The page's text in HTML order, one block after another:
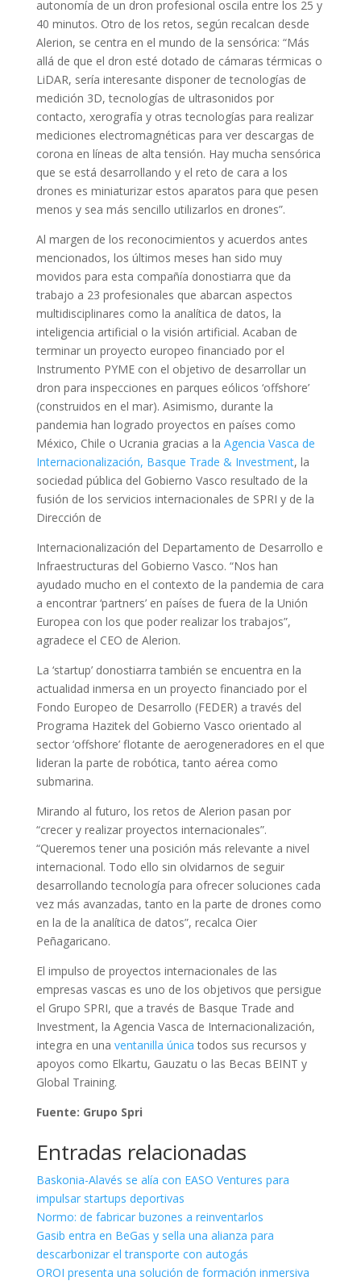
autonomía de un dron profesional oscila entre los 25 y
40 minutos. Otro de los retos, según recalcan desde
Alerion, se centra en el mundo de la sensórica: “Más
allá de que el dron esté dotado de cámaras térmicas o
LiDAR, sería interesante disponer de tecnologías de
medición 3D, tecnologías de ultrasonidos por
contacto, xerografía y otras tecnologías para realizar
mediciones electromagnéticas para ver descargas de
corona en líneas de alta tensión. Hay mucha sensórica
que se está desarrollando y el reto de cara a los
drones es miniaturizar estos aparatos para que pesen
menos y sea más sencillo utilizarlos en drones”.
Al margen de los reconocimientos y acuerdos antes
mencionados, los últimos meses han sido muy
movidos para esta compañía donostiarra que da
trabajo a 23 profesionales que abarcan aspectos
multidisciplinares como la analítica de datos, la
inteligencia artificial o la visión artificial. Acaban de
terminar un proyecto europeo financiado por el
Instrumento PYME con el objetivo de desarrollar un
dron para inspecciones en parques eólicos ‘offshore’
(construidos en el mar). Asimismo, durante la
pandemia han logrado proyectos en países como
México, Chile o Ucrania gracias a la Agencia Vasca de
Internacionalización, Basque Trade & Investment, la
sociedad pública del Gobierno Vasco resultado de la
fusión de los servicios internacionales de SPRI y de la
Dirección de
Internacionalización del Departamento de Desarrollo e
Infraestructuras del Gobierno Vasco. “Nos han
ayudado mucho en el contexto de la pandemia de cara
a encontrar ‘partners’ en países de fuera de la Unión
Europea con los que poder realizar los trabajos”,
agradece el CEO de Alerion.
La ‘startup’ donostiarra también se encuentra en la
actualidad inmersa en un proyecto financiado por el
Fondo Europeo de Desarrollo (FEDER) a través del
Programa Hazitek del Gobierno Vasco orientado al
sector ‘offshore’ flotante de aerogeneradores en el que
lideran la parte de robótica, tanto aérea como
submarina.
Mirando al futuro, los retos de Alerion pasan por
“crecer y realizar proyectos internacionales”.
“Queremos tener una posición más relevante a nivel
internacional. Todo ello sin olvidarnos de seguir
desarrollando tecnología para ofrecer soluciones cada
vez más avanzadas, tanto en la parte de drones como
en la de la analítica de datos”, recalca Oier
Peñagaricano.
El impulso de proyectos internacionales de las
empresas vascas es uno de los objetivos que persigue
el Grupo SPRI, que a través de Basque Trade and
Investment, la Agencia Vasca de Internacionalización,
integra en una ventanilla única todos sus recursos y
apoyos como Elkartu, Gauzatu o las Becas BEINT y
Global Training.
Fuente: Grupo Spri
Entradas relacionadas
Baskonia-Alavés se alía con EASO Ventures para
impulsar startups deportivas
Normo: de fabricar buzones a reinventarlos
Gasib entra en BeGas y sella una alianza para
descarbonizar el transporte con autogás
OROI presenta una solución de formación inmersiva